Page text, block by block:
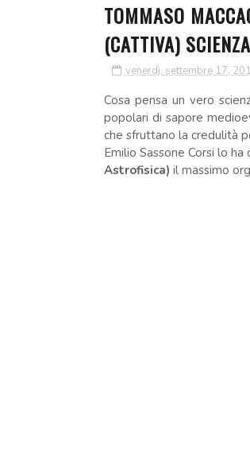
TOMMASO
(CATTIVA)
venerdì, settembre 17,
Cosa pensa un vero
popolari di sapore
che sfruttano la credulità
Emilio Sassone Corsi lo
Astrofisica) il massimo